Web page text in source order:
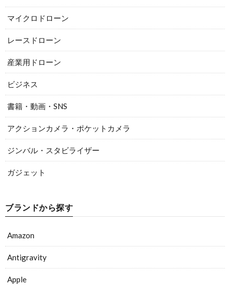
マイクロドローン
レースドローン
産業用ドローン
ビジネス
書籍・動画・SNS
アクションカメラ・ポケットカメラ
ジンバル・スタビライザー
ガジェット
ブランドから探す
Amazon
Antigravity
Apple